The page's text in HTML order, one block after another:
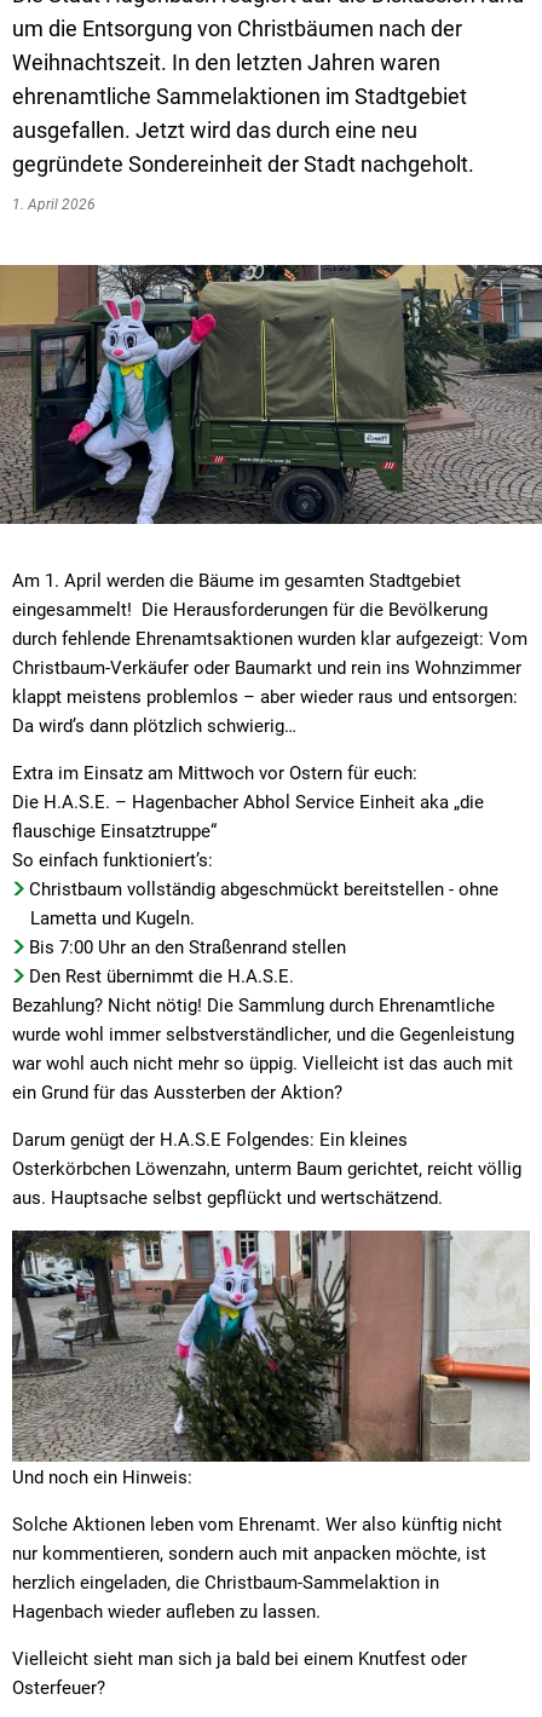
Amtsblatt
Walter-Böhringer-Stiftung
Carsharing
um die Entsorgung von Christbäumen nach der
Weihnachtszeit. In den letzten Jahren waren
ehrenamtliche Sammelaktionen im Stadtgebiet
ausgefallen. Jetzt wird das durch eine neu
gegründete Sondereinheit der Stadt nachgeholt.
1. April 2026
Am 1. April werden die Bäume im gesamten Stadtgebiet
eingesammelt! Die Herausforderungen für die Bevölkerung
durch fehlende Ehrenamtsaktionen wurden klar aufgezeigt: Vom
Christbaum-Verkäufer oder Baumarkt und rein ins Wohnzimmer
klappt meistens problemlos – aber wieder raus und entsorgen:
Da wird’s dann plötzlich schwierig…
Extra im Einsatz am Mittwoch vor Ostern für euch:
Die H.A.S.E. – Hagenbacher Abhol Service Einheit aka „die
flauschige Einsatztruppe“
So einfach funktioniert’s:
Christbaum vollständig abgeschmückt bereitstellen - ohne
Lametta und Kugeln.
Bis 7:00 Uhr an den Straßenrand stellen
Den Rest übernimmt die H.A.S.E.
Bezahlung? Nicht nötig! Die Sammlung durch Ehrenamtliche
wurde wohl immer selbstverständlicher, und die Gegenleistung
war wohl auch nicht mehr so üppig. Vielleicht ist das auch mit
ein Grund für das Aussterben der Aktion?
Darum genügt der H.A.S.E Folgendes: Ein kleines
Osterkörbchen Löwenzahn, unterm Baum gerichtet, reicht völlig
aus. Hauptsache selbst gepflückt und wertschätzend.
Und noch ein Hinweis:
Solche Aktionen leben vom Ehrenamt. Wer also künftig nicht
nur kommentieren, sondern auch mit anpacken möchte, ist
herzlich eingeladen, die Christbaum-Sammelaktion in
Hagenbach wieder aufleben zu lassen.
Vielleicht sieht man sich ja bald bei einem Knutfest oder
Osterfeuer?